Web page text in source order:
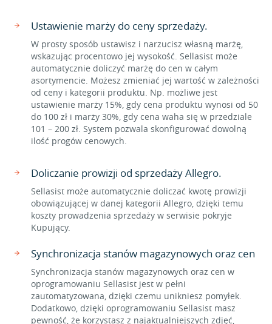
Ustawienie marży do ceny sprzedaży.
W prosty sposób ustawisz i narzucisz własną marżę,
wskazując procentowo jej wysokość. Sellasist może
automatycznie doliczyć marżę do cen w całym
asortymencie. Możesz zmieniać jej wartość w zależności
od ceny i kategorii produktu. Np. możliwe jest
ustawienie marży 15%, gdy cena produktu wynosi od 50
do 100 zł i marży 30%, gdy cena waha się w przedziale
101 – 200 zł. System pozwala skonfigurować dowolną
ilość progów cenowych.
Doliczanie prowizji od sprzedaży Allegro.
Sellasist może automatycznie doliczać kwotę prowizji
obowiązującej w danej kategorii Allegro, dzięki temu
koszty prowadzenia sprzedaży w serwisie pokryje
Kupujący.
Synchronizacja stanów magazynowych oraz cen
Synchronizacja stanów magazynowych oraz cen w
oprogramowaniu Sellasist jest w pełni
zautomatyzowana, dzięki czemu unikniesz pomyłek.
Dodatkowo, dzięki oprogramowaniu Sellasist masz
pewność, że korzystasz z najaktualniejszych zdjęć,